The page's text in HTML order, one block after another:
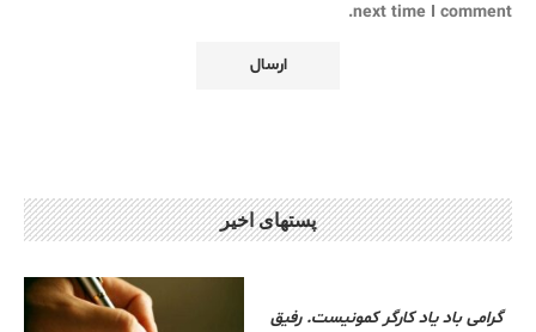
next time I comment.
پستهای اخیر
گرامی باد یاد کارگر کمونیست. رفیق